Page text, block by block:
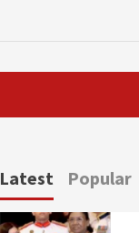
Latest Popular